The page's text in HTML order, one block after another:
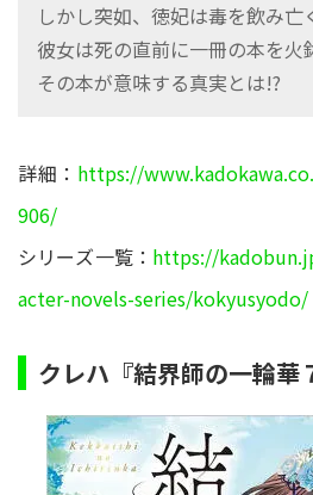
しかし突如、徳妃は毒を飲み亡
彼女は死の直前に一冊の本を火
その本が意味する真実とは!?
詳細： https://
906/
シリーズ一覧： https://
acter-novels-series/kokyusyodo/
クレハ『結界師の一輪華